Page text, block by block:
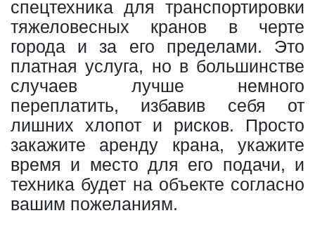
спецтехника для транспортировки
тяжеловесных кранов в черте
города и за его пределами. Это
платная услуга, но в большинстве
случаев лучше немного
переплатить, избавив себя от
лишних хлопот и рисков. Просто
закажите аренду крана, укажите
время и место для его подачи, и
техника будет на объекте согласно
вашим пожеланиям.